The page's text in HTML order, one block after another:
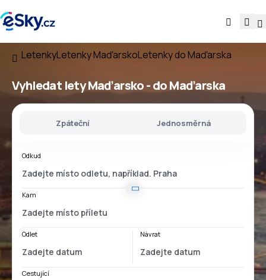
LetenkyLetenky MaďarskoLetenky do Maďarska
Vyhledat letyMaďarsko - do Maďarska
Zpáteční Jednosměrná
Odkud
Kam
Odlet Návrat
Cestující